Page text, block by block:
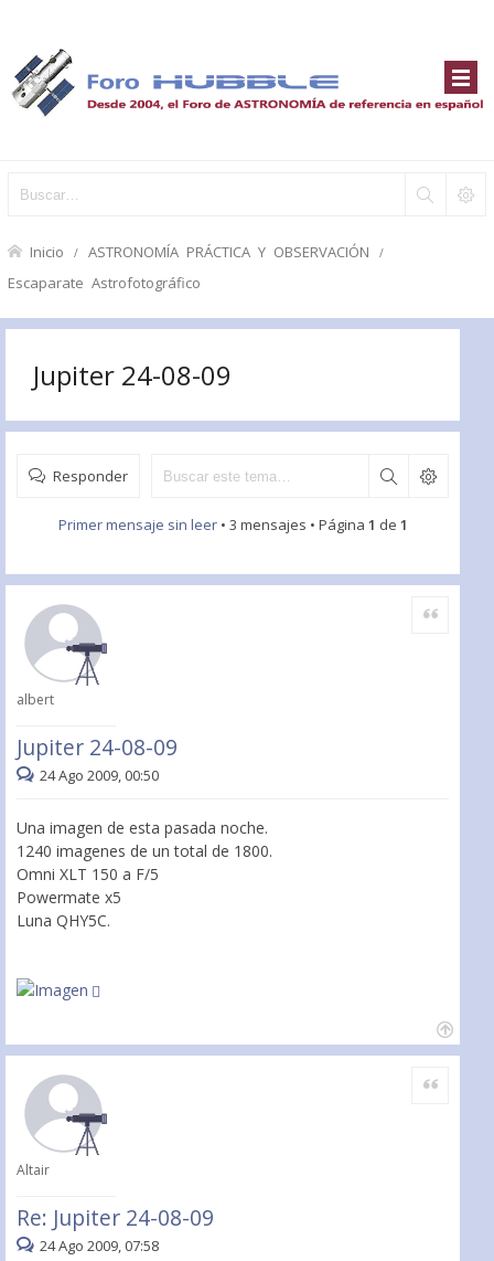
Inicio ASTRONOMÍA PRÁCTICA Y OBSERVACIÓN
Escaparate Astrofotográfico
Jupiter 24-08-09
Responder
Primer mensaje sin leer• 3 mensajes • Página 1 de 1
albert
Jupiter 24-08-09
Citar
24 Ago 2009, 00:50
Una imagen de esta pasada noche.
1240 imagenes de un total de 1800.
Omni XLT 150 a F/5
Powermate x5
Luna QHY5C.
Altair
Re: Jupiter 24-08-09
Citar
24 Ago 2009, 07:58